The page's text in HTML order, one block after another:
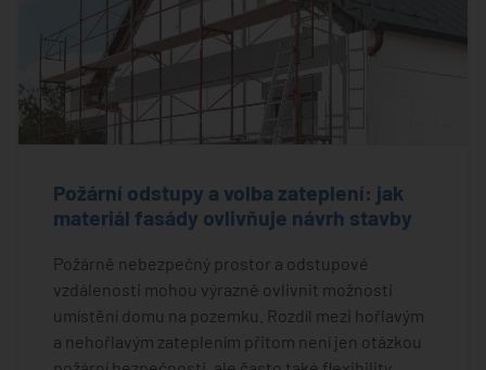
Požární odstupy a volba zateplení: jak
materiál fasády ovlivňuje návrh stavby
Požárně nebezpečný prostor a odstupové
vzdálenosti mohou výrazně ovlivnit možnosti
umístění domu na pozemku. Rozdíl mezi hořlavým
a nehořlavým zateplením přitom není jen otázkou